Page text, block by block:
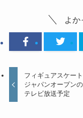
よか
フィギュアスケー
ジャパンオープン
テレビ放送予定